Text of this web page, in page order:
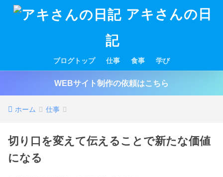
アキさんの日
記
ブログトップ 仕事 食事 学び
WEBサイト制作の依頼はこちら
ホーム 仕事
切り口を変えて伝えることで新たな価値
になる